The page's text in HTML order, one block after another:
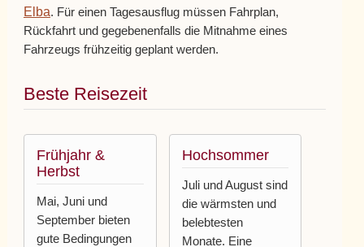
Elba. Für einen Tagesausflug müssen Fahrplan,
Rückfahrt und gegebenenfalls die Mitnahme eines
Fahrzeugs frühzeitig geplant werden.
Beste Reisezeit
Frühjahr &
Herbst
Mai, Juni und
September bieten
gute Bedingungen
Hochsommer
Juli und August sind
die wärmsten und
belebtesten
Monate. Eine